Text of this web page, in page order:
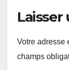
Votre adresse
champs